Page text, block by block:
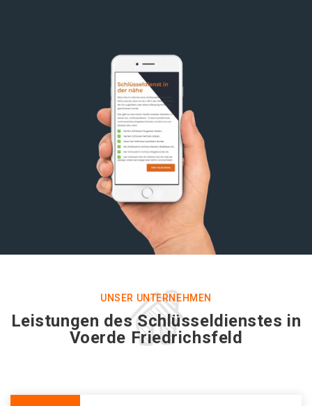
UNSER UNTERNEHMEN
Leistungen des Schlüsseldienstes in
Voerde Friedrichsfeld